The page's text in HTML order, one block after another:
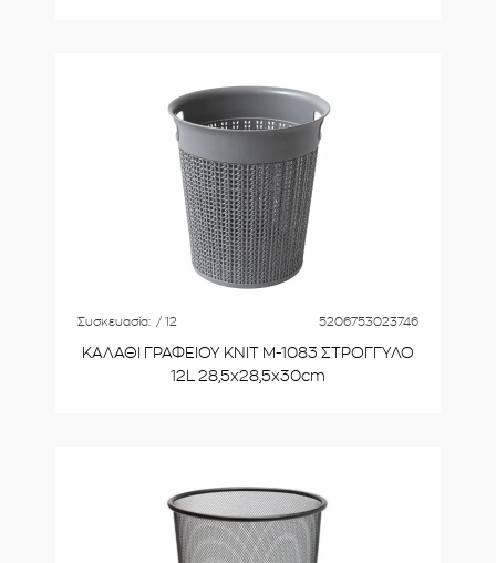
Συσκευασία: / 12 5206753023746
ΚΑΛΑΘΙ ΓΡΑΦΕΙΟΥ ΚΝΙΤ Μ-1083 ΣΤΡΟΓΓΥΛΟ
12L 28,5x28,5x30cm